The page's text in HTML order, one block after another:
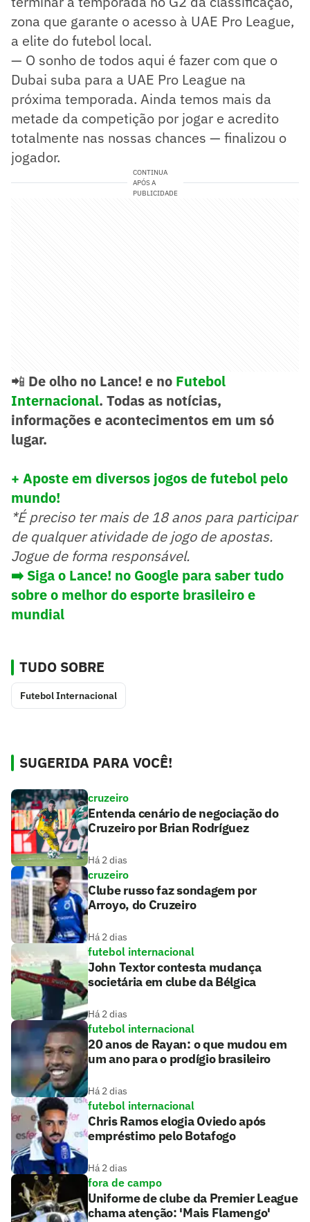
zona que garante o acesso à UAE Pro League,
a elite do futebol local.
— O sonho de todos aqui é fazer com que o
Dubai suba para a UAE Pro League na
próxima temporada. Ainda temos mais da
metade da competição por jogar e acredito
totalmente nas nossas chances — finalizou o
jogador.
CONTINUA
APÓS A
PUBLICIDADE
📲 De olho no Lance! e no Futebol
Internacional. Todas as notícias,
informações e acontecimentos em um só
lugar.
+ Aposte em diversos jogos de futebol pelo
mundo!
*É preciso ter mais de 18 anos para participar
de qualquer atividade de jogo de apostas.
Jogue de forma responsável.
➡️ Siga o Lance! no Google para saber tudo
sobre o melhor do esporte brasileiro e
mundial
TUDO SOBRE
Futebol Internacional
SUGERIDA PARA VOCÊ!
cruzeiro
Entenda cenário de negociação do
Cruzeiro por Brian Rodríguez
Há 2 dias
cruzeiro
Clube russo faz sondagem por
Arroyo, do Cruzeiro
Há 2 dias
futebol internacional
John Textor contesta mudança
societária em clube da Bélgica
Há 2 dias
futebol internacional
20 anos de Rayan: o que mudou em
um ano para o prodígio brasileiro
Há 2 dias
futebol internacional
Chris Ramos elogia Oviedo após
empréstimo pelo Botafogo
Há 2 dias
fora de campo
Uniforme de clube da Premier League
chama atenção: 'Mais Flamengo'